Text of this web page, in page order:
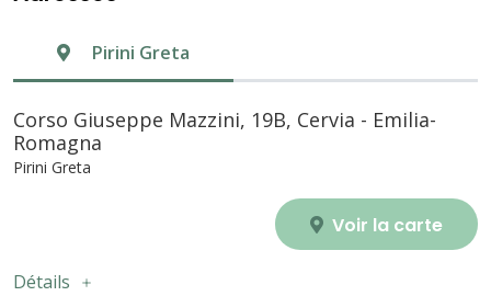
Pirini Greta
Corso Giuseppe Mazzini, 19B, Cervia - Emilia-
Romagna
Pirini Greta
Voir la carte
Détails